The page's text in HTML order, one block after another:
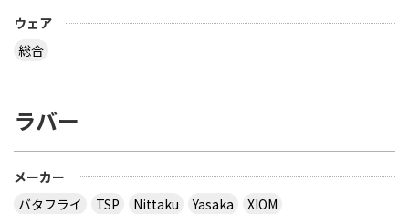
ウェア
総合
ラバー
メーカー
バタフライ
TSP Nittaku Yasaka
XIOM